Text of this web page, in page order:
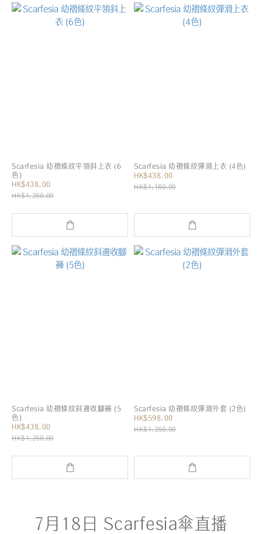
Scarfesia 幼褶條紋平領斜上衣 (6
色)
HK$438.00
HK$1,280.00
Scarfesia 幼褶條紋彈滑上衣 (4色)
HK$438.00
HK$1,180.00
Scarfesia 幼褶條紋斜邊收腳褲 (5
色)
HK$438.00
HK$1,280.00
Scarfesia 幼褶條紋彈滑外套 (2色)
HK$598.00
HK$1,280.00
7月18日 Scarfesia傘直播